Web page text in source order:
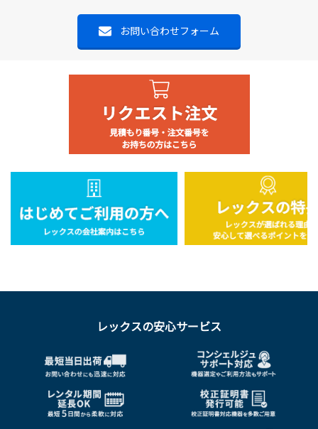
お問い合わせフォーム
レックスの安心サービス